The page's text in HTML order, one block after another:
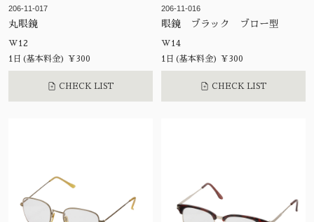
206-11-017
丸眼鏡
W12
1日(基本料金) ¥300
CHECK LIST
206-11-016
眼鏡 ブラック ブロー型
W14
1日(基本料金) ¥300
CHECK LIST